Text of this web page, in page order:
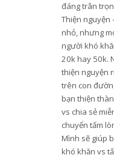
đáng trân
Thiện nguyện
nhỏ, nhưng
người khó
20k hay 50k.
thiện nguyện
trên con
bạn thiện
vs chia sẻ
chuyển tấm
Mình sẽ giúp
khó khăn vs